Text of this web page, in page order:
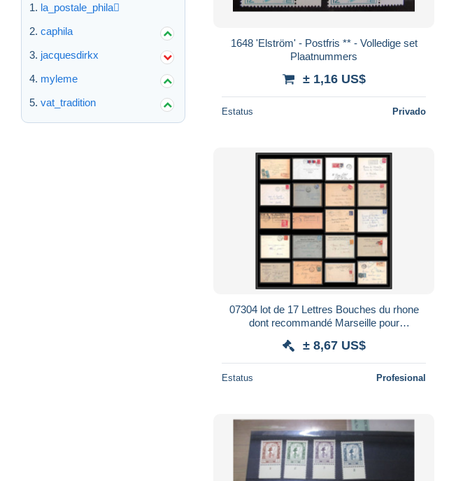
la_postale_phila
caphila
jacquesdirkx
myleme
vat_tradition
1648 'Elström' - Postfris ** - Volledige set
Plaatnummers
± 1,16 US$
Estatus Privado
07304 lot de 17 Lettres Bouches du rhone
dont recommandé Marseille pour
± 8,67 US$
Estatus Profesional